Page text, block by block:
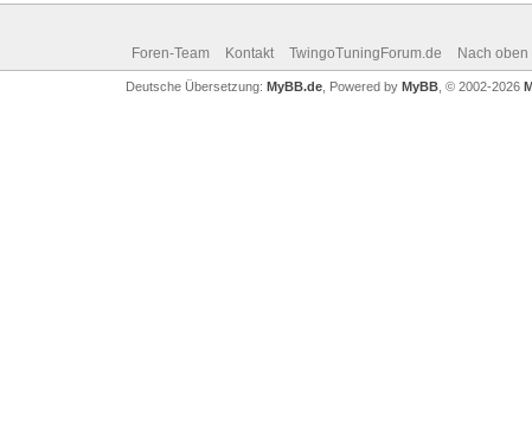
Foren-Team Kontakt TwingoTuningForum.de Nach oben
Deutsche Übersetzung: MyBB.de, Powered by MyBB, © 2002-2026